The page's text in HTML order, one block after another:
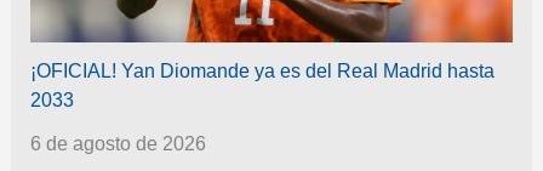
¡OFICIAL! Yan Diomande ya es del Real Madrid hasta
2033
6 de agosto de 2026